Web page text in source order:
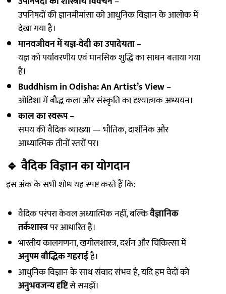
उपनिषदों की ज्ञानमीमांसा को आधुनिक विज्ञान के आलोक में
देखा गया है।
मानवजीवन में यज्ञ-वेदी का उपादेयता–
यज्ञ को पर्यावरणीय एवं मानसिक शुद्धि का साधन बताया गया
है।
Buddhism in Odisha: An Artist’s View–
ओडिशा में बौद्ध कला और संस्कृति का दृश्यात्मक अध्ययन।
काल का स्वरूप–
समय की वैदिक व्याख्या — भौतिक, दार्शनिक और
आध्यात्मिक तीनों स्तरों पर।
🔹वैदिक विज्ञान का योगदान
इस अंक के सभी शोध यह स्पष्ट करते हैं कि:
वैदिक परंपरा केवल अध्यात्मिक नहीं, बल्किवैज्ञानिक
तर्कशास्त्रपर आधारित है।
भारतीय कालगणना, खगोलशास्त्र, दर्शन और चिकित्सा में
अनुपम बौद्धिक गहराईहै।
आधुनिक विज्ञान के साथ संवाद संभव है, यदि हम वेदों को
अनुभवजन्य दृष्टिसे समझें।